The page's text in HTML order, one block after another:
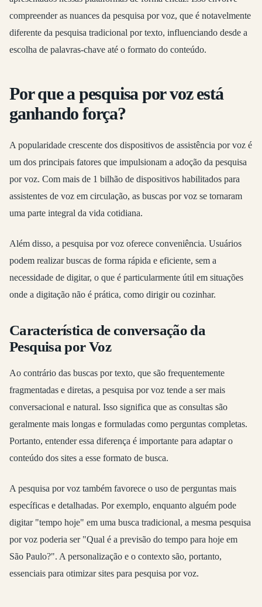
compreender as nuances da pesquisa por voz, que é notavelmente
diferente da pesquisa tradicional por texto, influenciando desde a
escolha de palavras-chave até o formato do conteúdo.
Por que a pesquisa por voz está
ganhando força?
A popularidade crescente dos dispositivos de assistência por voz é
um dos principais fatores que impulsionam a adoção da pesquisa
por voz. Com mais de 1 bilhão de dispositivos habilitados para
assistentes de voz em circulação, as buscas por voz se tornaram
uma parte integral da vida cotidiana.
Além disso, a pesquisa por voz oferece conveniência. Usuários
podem realizar buscas de forma rápida e eficiente, sem a
necessidade de digitar, o que é particularmente útil em situações
onde a digitação não é prática, como dirigir ou cozinhar.
Característica de conversação da
Pesquisa por Voz
Ao contrário das buscas por texto, que são frequentemente
fragmentadas e diretas, a pesquisa por voz tende a ser mais
conversacional e natural. Isso significa que as consultas são
geralmente mais longas e formuladas como perguntas completas.
Portanto, entender essa diferença é importante para adaptar o
conteúdo dos sites a esse formato de busca.
A pesquisa por voz também favorece o uso de perguntas mais
específicas e detalhadas. Por exemplo, enquanto alguém pode
digitar "tempo hoje" em uma busca tradicional, a mesma pesquisa
por voz poderia ser "Qual é a previsão do tempo para hoje em
São Paulo?". A personalização e o contexto são, portanto,
essenciais para otimizar sites para pesquisa por voz.